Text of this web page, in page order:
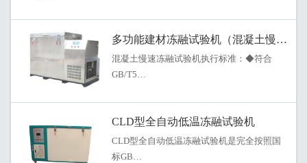
多功能建材冻融试验机（混凝土慢速冻
混凝土慢速冻融试验机执行标准：◆符合
GB/T5…
CLD型全自动低温冻融试验机
CLD型全自动低温冻融试验机是完全按照国
标GB…